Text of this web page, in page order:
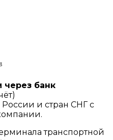
банк
и стран СНГ с
транспортной